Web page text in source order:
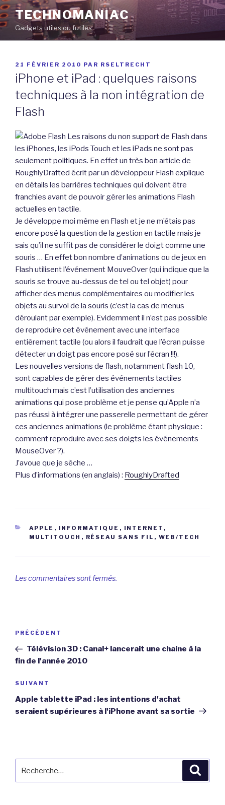
Aller
au
contenu
principal
TECHNOMANIAC
Gadgets utiles ou futiles
PUBLIÉ
LE
21 FÉVRIER 2010 PAR RSELTRECHT
iPhone et iPad : quelques raisons
techniques à la non intégration de
Flash
Les raisons du non support de Flash dans
les iPhones, les iPods Touch et les iPads ne sont pas
seulement politiques. En effet un très bon article de
RoughlyDrafted écrit par un développeur Flash explique
en détails les barrières techniques qui doivent être
franchies avant de pouvoir gérer les animations Flash
actuelles en tactile.
Je développe moi même en Flash et je ne m’étais pas
encore posé la question de la gestion en tactile mais je
sais qu’il ne suffit pas de considérer le doigt comme une
souris … En effet bon nombre d’animations ou de jeux en
Flash utilisent l’événement MouveOver (qui indique que la
souris se trouve au-dessus de tel ou tel objet) pour
afficher des menus complémentaires ou modifier les
objets au survol de la souris (c’est la cas de menus
déroulant par exemple). Evidemment il n’est pas possible
de reproduire cet événement avec une interface
entièrement tactile (ou alors il faudrait que l’écran puisse
détecter un doigt pas encore posé sur l’écran !!!).
Les nouvelles versions de flash, notamment flash 10,
sont capables de gérer des événements tactiles
multitouch mais c’est l’utilisation des anciennes
animations qui pose problème et je pense qu’Apple n’a
pas réussi à intégrer une passerelle permettant de gérer
ces anciennes animations (le problème étant physique :
comment reproduire avec ses doigts les événements
MouseOver ?).
J’avoue que je sèche …
Plus d’informations (en anglais) : RoughlyDrafted
CATÉGORIES
APPLE , INFORMATIQUE , INTERNET ,
MULTITOUCH , RÉSEAU SANS FIL , WEB/TECH
Les commentaires sont fermés.
Navigation
l’article
Article
précédent
PRÉCÉDENT
Télévision 3D : Canal+ lancerait une chaine à la
fin de l'année 2010
Article
suivant
SUIVANT
Apple tablette iPad : les intentions d'achat
seraient supérieures à l'iPhone avant sa sortie
pour